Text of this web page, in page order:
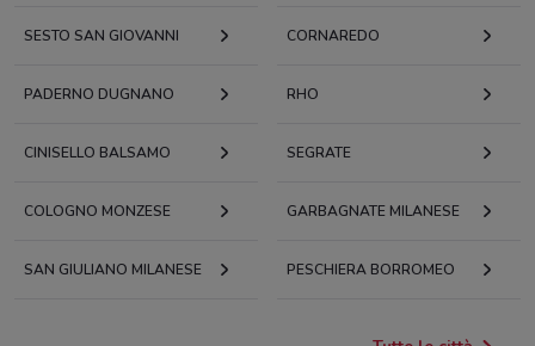
SESTO SAN GIOVANNI CORNAREDO
PADERNO DUGNANO RHO
CINISELLO BALSAMO SEGRATE
COLOGNO MONZESE GARBAGNATE MILANESE
SAN GIULIANO MILANESE PESCHIERA BORROMEO